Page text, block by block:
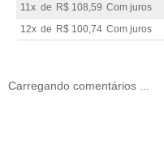
11x de R$ 108,59 Com juros
12x de R$ 100,74 Com juros
Carregando comentários ...